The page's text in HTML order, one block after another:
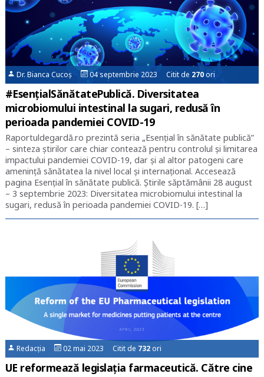
Dr. Bianca Cucoș 04 septembrie 2023 Citit de 270ori
#EsențialSănătatePublică. Diversitatea
microbiomului intestinal la sugari, redusă în
perioada pandemiei COVID-19
Raportuldegardă.ro prezintă seria „Esențial în sănătate publică”
– sinteza știrilor care chiar contează pentru controlul și limitarea
impactului pandemiei COVID-19, dar și al altor patogeni care
amenință sănătatea la nivel local și internațional. Accesează
pagina Esențial în sănătate publică. Știrile săptămânii 28 august
– 3 septembrie 2023: Diversitatea microbiomului intestinal la
sugari, redusă în perioada pandemiei COVID-19. […]
Redacția 02 mai 2023 Citit de 732 ori
UE reformează legislația farmaceutică. Către cine